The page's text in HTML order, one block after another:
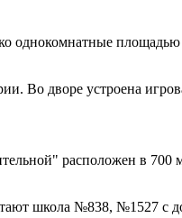
однокомнатные
Во дворе устроена
расположен в 700
школа №838, №1527